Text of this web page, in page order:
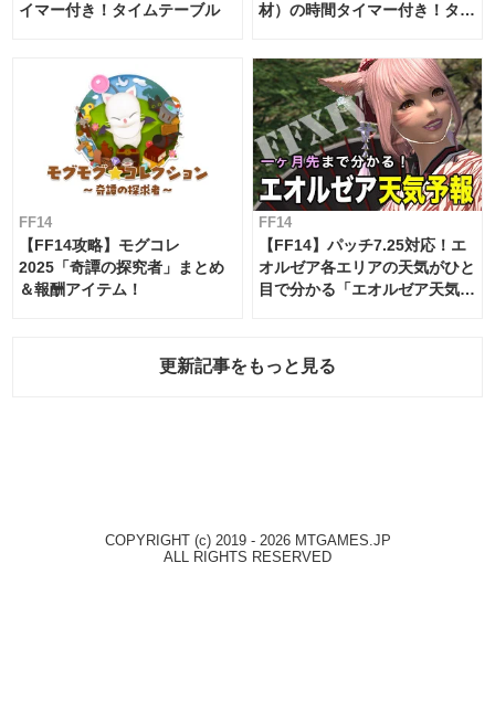
イマー付き！タイムテーブル
材）の時間タイマー付き！タイ
FF14
【FF14攻略】モグコレ
2025「奇譚の探究者」まとめ
＆報酬アイテム！
FF14
【FF14】パッチ7.25対応！エ
オルゼア各エリアの天気がひと
目で分かる「エオルゼア天気予
更新記事をもっと見る
COPYRIGHT (c) 2019 - 2026 MTGAMES.JP
ALL RIGHTS RESERVED